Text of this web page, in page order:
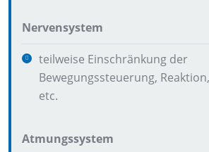
Nervensystem
teilweise Einschränkung der
Bewegungssteuerung,
etc.
Atmungssystem